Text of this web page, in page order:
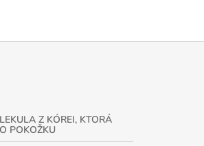
Z KÓREI, KTORÁ
POKOŽKU